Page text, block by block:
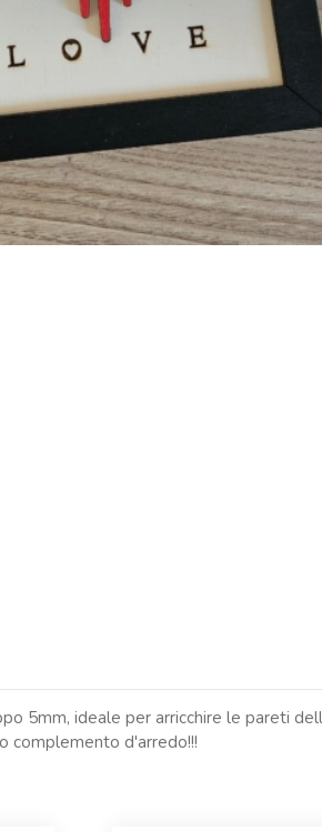
5mm, ideale per arricchire le pareti
complemento d'arredo!!!